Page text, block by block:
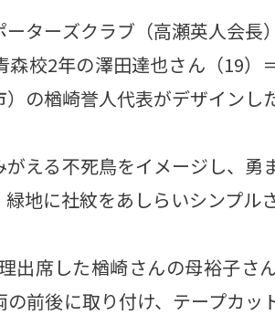
ターズクラブ（高瀬英人会長
校2年の澤田達也さん（19）
の楢崎誉人代表がデザインした
える不死鳥をイメージし、勇
地に社紋をあしらいシンプル
出席した楢崎さんの母裕子さ
前後に取り付け、テープカッ